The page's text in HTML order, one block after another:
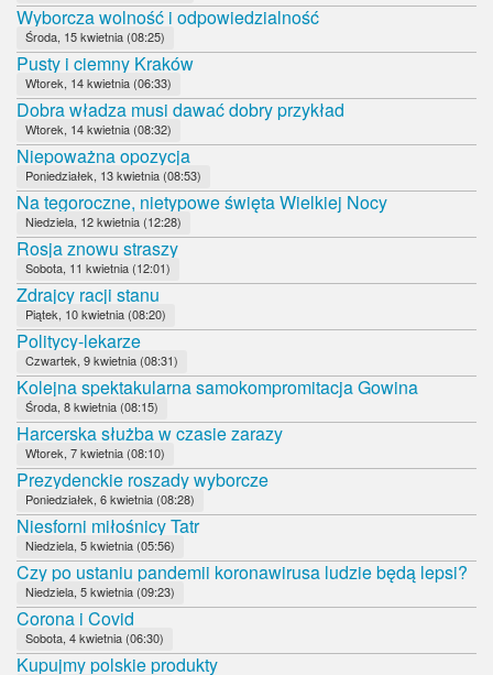
Wyborcza wolność i odpowiedzialność
Środa, 15 kwietnia (08:25)
Pusty i ciemny Kraków
Wtorek, 14 kwietnia (06:33)
Dobra władza musi dawać dobry przykład
Wtorek, 14 kwietnia (08:32)
Niepoważna opozycja
Poniedziałek, 13 kwietnia (08:53)
Na tegoroczne, nietypowe święta Wielkiej Nocy
Niedziela, 12 kwietnia (12:28)
Rosja znowu straszy
Sobota, 11 kwietnia (12:01)
Zdrajcy racji stanu
Piątek, 10 kwietnia (08:20)
Politycy-lekarze
Czwartek, 9 kwietnia (08:31)
Kolejna spektakularna samokompromitacja Gowina
Środa, 8 kwietnia (08:15)
Harcerska służba w czasie zarazy
Wtorek, 7 kwietnia (08:10)
Prezydenckie roszady wyborcze
Poniedziałek, 6 kwietnia (08:28)
Niesforni miłośnicy Tatr
Niedziela, 5 kwietnia (05:56)
Czy po ustaniu pandemii koronawirusa ludzie będą lepsi?
Niedziela, 5 kwietnia (09:23)
Corona i Covid
Sobota, 4 kwietnia (06:30)
Kupujmy polskie produkty